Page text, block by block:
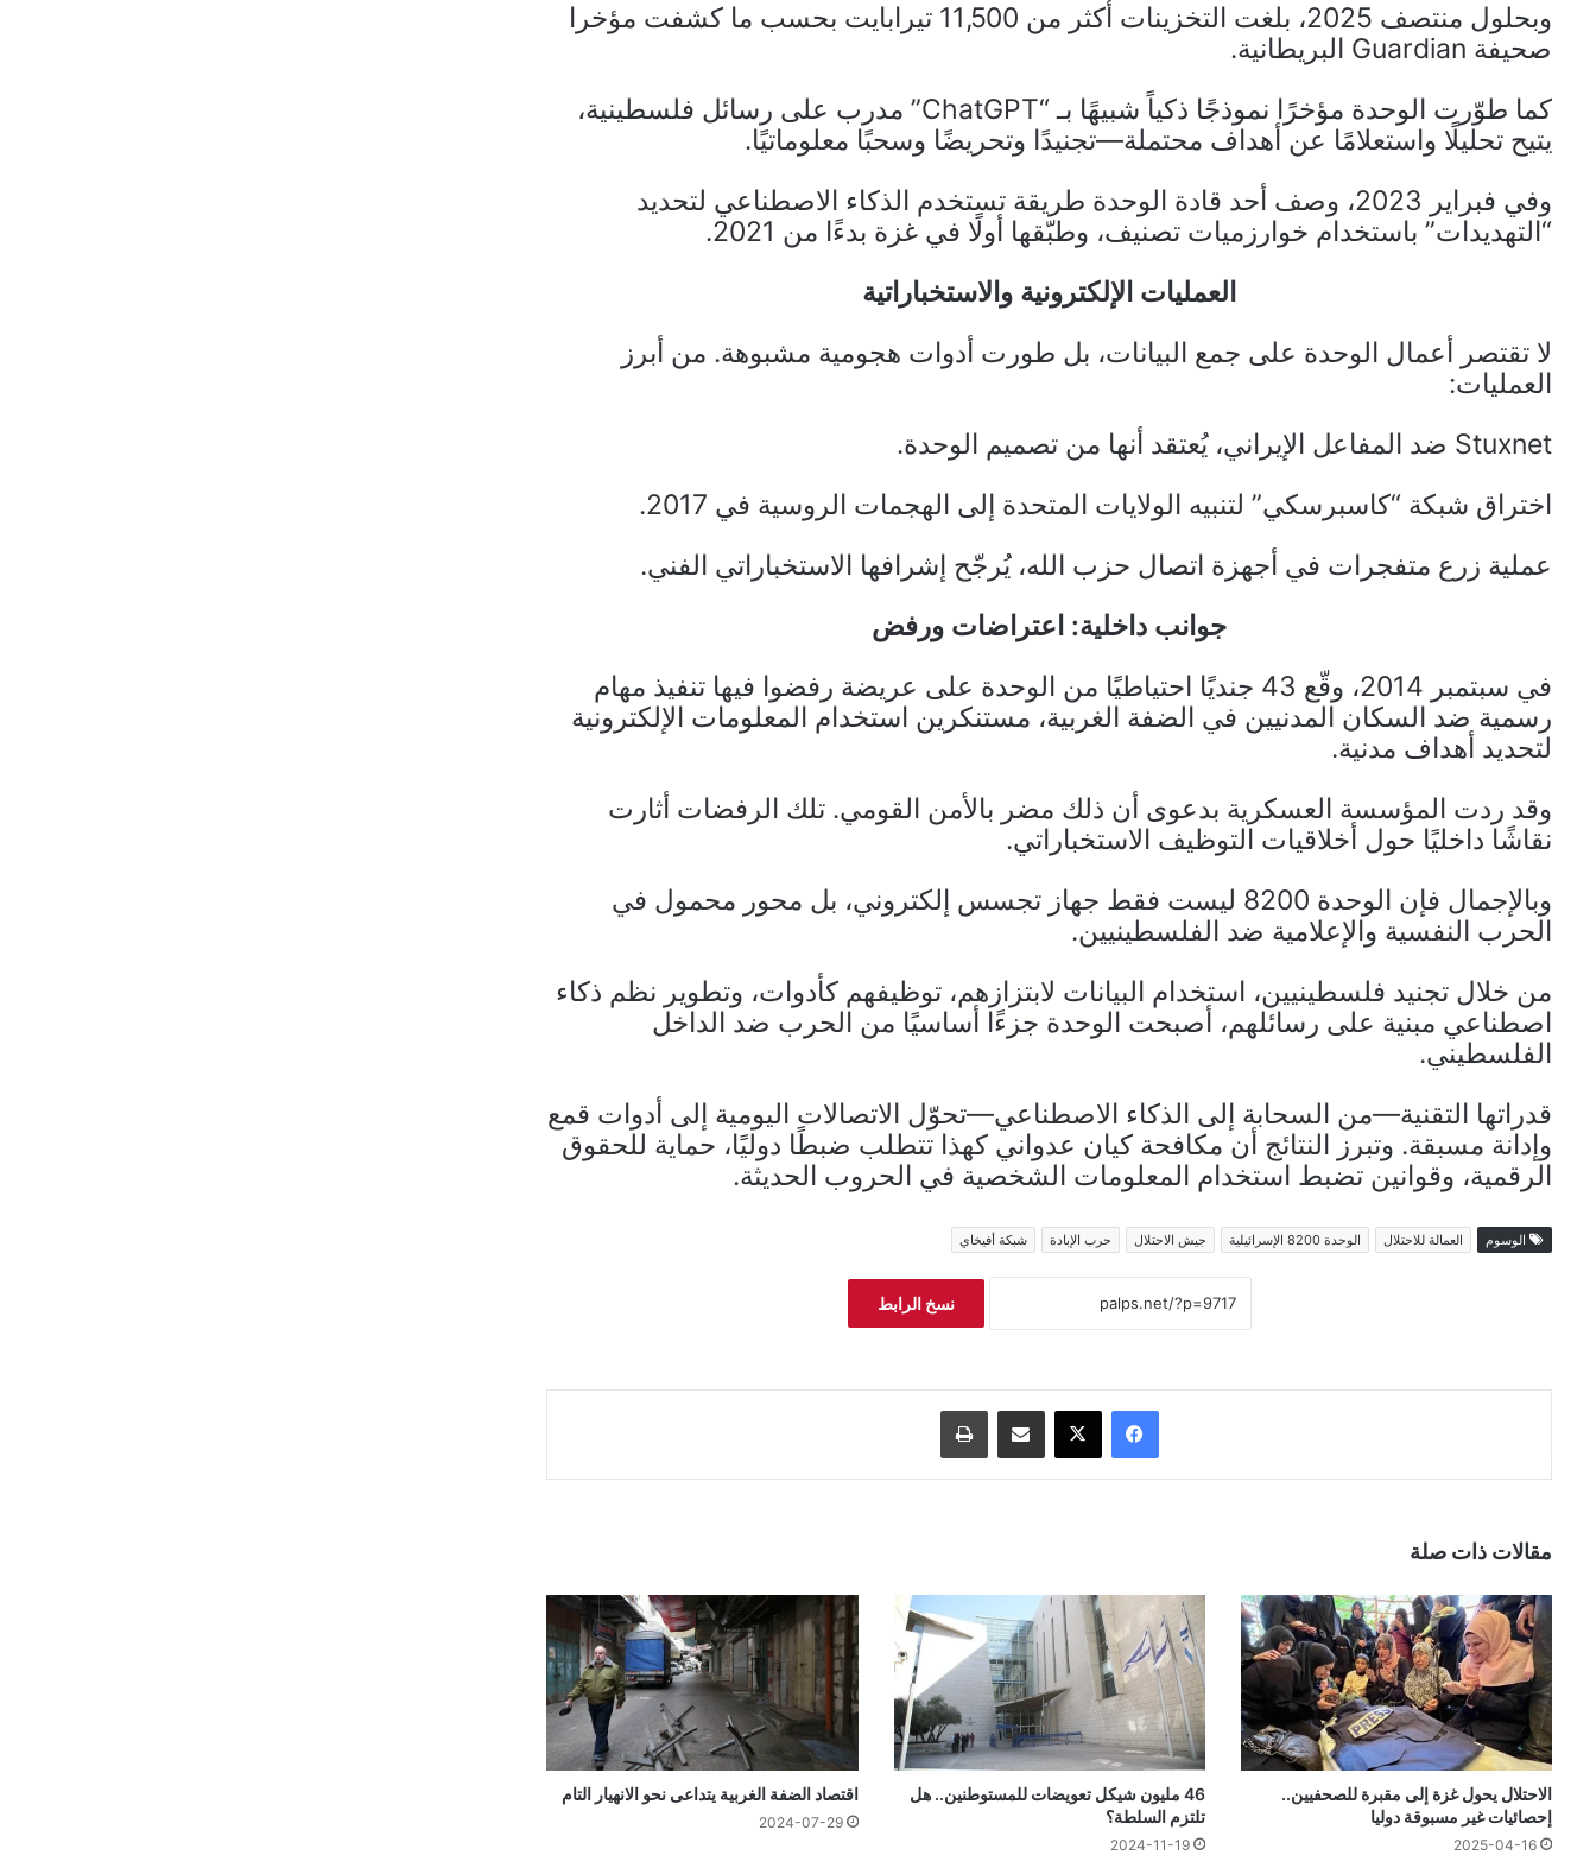
وبحلول منتصف 2025، بلغت التخزينات أكثر من 11,500 تيرابايت بحسب ما كشفت مؤخرا
صحيفة Guardian البريطانية.
كما طوّرت الوحدة مؤخرًا نموذجًا ذكياً شبيهًا بـ “ChatGPT” مدرب على رسائل فلسطينية،
يتيح تحليلًا واستعلامًا عن أهداف محتملة—تجنيدًا وتحريضًا وسحبًا معلوماتيًا.
وفي فبراير 2023، وصف أحد قادة الوحدة طريقة تستخدم الذكاء الاصطناعي لتحديد
“التهديدات” باستخدام خوارزميات تصنيف، وطبّقها أولًا في غزة بدءًا من 2021.
العمليات الإلكترونية والاستخباراتية
لا تقتصر أعمال الوحدة على جمع البيانات، بل طورت أدوات هجومية مشبوهة. من أبرز
العمليات:
Stuxnet ضد المفاعل الإيراني، يُعتقد أنها من تصميم الوحدة.
اختراق شبكة “كاسبرسكي” لتنبيه الولايات المتحدة إلى الهجمات الروسية في 2017.
عملية زرع متفجرات في أجهزة اتصال حزب الله، يُرجّح إشرافها الاستخباراتي الفني.
جوانب داخلية: اعتراضات ورفض
في سبتمبر 2014، وقّع 43 جنديًا احتياطيًا من الوحدة على عريضة رفضوا فيها تنفيذ مهام
رسمية ضد السكان المدنيين في الضفة الغربية، مستنكرين استخدام المعلومات الإلكترونية
لتحديد أهداف مدنية.
وقد ردت المؤسسة العسكرية بدعوى أن ذلك مضر بالأمن القومي. تلك الرفضات أثارت
نقاشًا داخليًا حول أخلاقيات التوظيف الاستخباراتي.
وبالإجمال فإن الوحدة 8200 ليست فقط جهاز تجسس إلكتروني، بل محور محمول في
الحرب النفسية والإعلامية ضد الفلسطينيين.
من خلال تجنيد فلسطينيين، استخدام البيانات لابتزازهم، توظيفهم كأدوات، وتطوير نظم ذكاء
اصطناعي مبنية على رسائلهم، أصبحت الوحدة جزءًا أساسيًا من الحرب ضد الداخل
الفلسطيني.
قدراتها التقنية—من السحابة إلى الذكاء الاصطناعي—تحوّل الاتصالات اليومية إلى أدوات قمع
وإدانة مسبقة. وتبرز النتائج أن مكافحة كيان عدواني كهذا تتطلب ضبطًا دوليًا، حماية للحقوق
الرقمية، وقوانين تضبط استخدام المعلومات الشخصية في الحروب الحديثة.
الوسوم العمالة للاحتلال الوحدة 8200 الإسرائيلية جيش الاحتلال حرب الإبادة شبكة أفيخاي
نسخ الرابط
فيسبوك ‫X مشاركة عبر البريد طباعة
مقالات ذات صلة
الاحتلال يحول غزة إلى مقبرة للصحفيين..
إحصائيات غير مسبوقة دوليا
2025-04-16
46 مليون شيكل تعويضات للمستوطنين.. هل
تلتزم السلطة؟
2024-11-19
اقتصاد الضفة الغربية يتداعى نحو الانهيار التام
2024-07-29